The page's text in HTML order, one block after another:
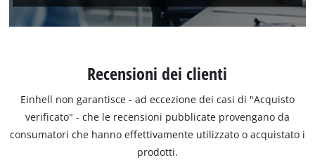
Recensioni dei clienti
Einhell non garantisce - ad eccezione dei casi di "Acquisto
verificato" - che le recensioni pubblicate provengano da
consumatori che hanno effettivamente utilizzato o acquistato i
prodotti.